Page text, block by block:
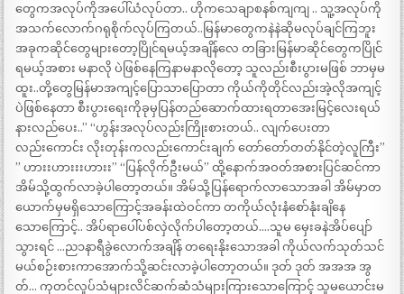
တွေကအလုပ်ကိုအပေါ်ယံလုပ်တာ.. ဟိုကသေချာစနစ်ကျကျ .. သူ့အလုပ်ကို
အသက်လောက်ဂရုစိုက်လုပ်ကြတယ်..မြန်မာတွေကနဲနဲဆိုမလုပ်ချင်ကြဘူး
အခုကဆိုင်တွေများတော့ပြိုင်ရမယ့်အချိန်လေ တခြားမြန်မာဆိုင်တွေကပြိုင်
ရမယ့်အစား မနာလို ပဲဖြစ်နေကြနာမနာလိုတော့ သူလည်းစီးပွားမဖြစ် ဘာမှမ
ထူး..တို့တွေမြန်မာအကျင့်ပြောသာပြောတာ ကိုယ်ကိုတိုင်လည်းအဲ့လိုအကျင့်
ပဲဖြစ်နေတာ စီးပွားရေးကိုခုမှပြန်တည်ဆောက်ထားရတာအေးမြင့်လေးရယ်
နားလည်ပေး..” “ဟွန်းအလုပ်လည်းကြိုးစားတယ်.. လျက်ပေးတာ
လည်းကောင်း လိုးတုန်းကလည်းကောင်းချက် တော်တော်တတ်နိုင်တဲ့လူကြီး”
” ဟားးဟားးးဟားး” “ပြန်လိုက်ဦးမယ်” ထို့နောက်အဝတ်အစားပြင်ဆင်ကာ
အိမ်သို့ထွက်လာခဲ့ပါတော့တယ်။ အိမ်သို့ပြန်ရောက်လာသောအခါ အိမ်မှာတ
ယောက်မှမရှိသောကြောင့်အခန်းထဲဝင်ကာ တကိုယ်လုံးနံစော်နုံးချိနေ
သောကြောင့်.. အိပ်ရာပေါ်ပစ်လှဲလိုက်ပါတော့တယ်….သူမ မှေးခနဲအိပ်ပျော်
သွားရင် …ည၁နာရီခွဲလောက်အချိန် တရေးနိုးသောအခါ ကိုယ်လက်သုတ်သင်
မယ်စဉ်းစားကာအောက်သို့ဆင်းလာခဲ့ပါတော့တယ်။ ဒုတ် ဒုတ် အအအ အွ
တ်… ကုတင်လူပ်သံများလိင်ဆက်ဆံသံများကြားသောကြောင့် သူမယောင်းမ